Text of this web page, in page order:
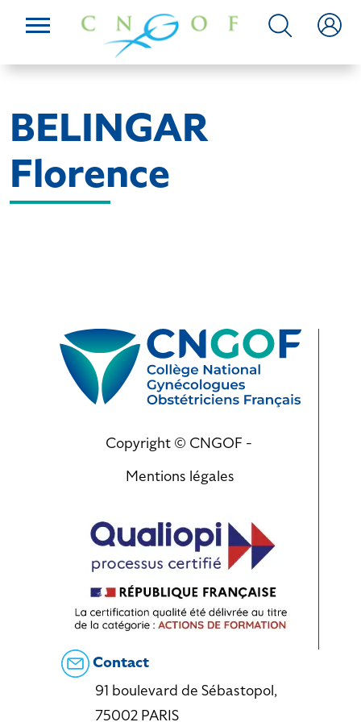
BELINGAR
Florence
Copyright © CNGOF -
Mentions légales
Contact
91 boulevard de Sébastopol,
75002 PARIS